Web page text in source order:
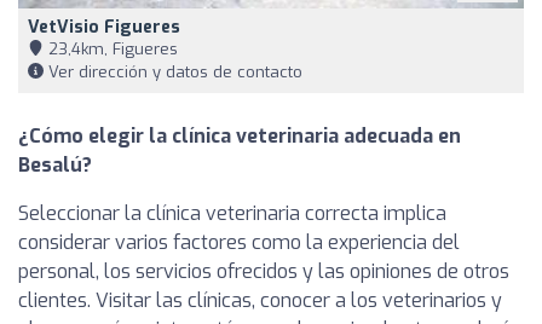
VetVisio Figueres
23,4km, Figueres
Ver dirección y datos de contacto
¿Cómo elegir la clínica veterinaria adecuada en
Besalú?
Seleccionar la clínica veterinaria correcta implica
considerar varios factores como la experiencia del
personal, los servicios ofrecidos y las opiniones de otros
clientes. Visitar las clínicas, conocer a los veterinarios y